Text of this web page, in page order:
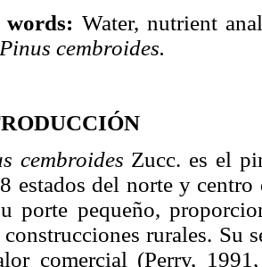
words: Water, nutrient
Pinus cembroides.
cembroides Zucc. es el
estados del norte y
porte pequeño,
construcciones rurales. Su
comercial (Perry,